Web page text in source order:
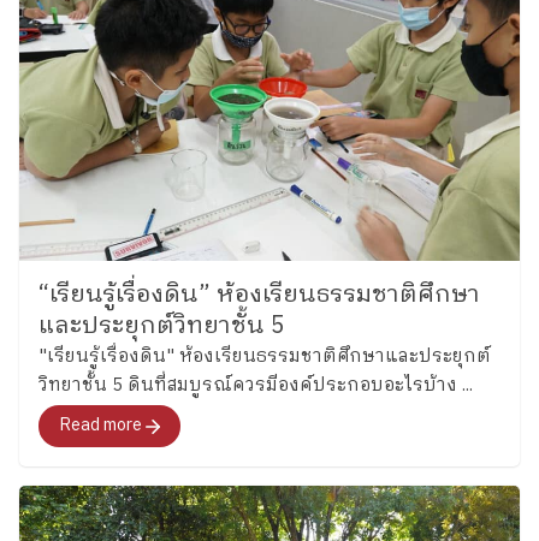
“เรียนรู้เรื่องดิน” ห้องเรียนธรรมชาติศึกษา
และประยุกต์วิทยาชั้น 5
"เรียนรู้เรื่องดิน" ห้องเรียนธรรมชาติศึกษาและประยุกต์
วิทยาชั้น 5 ดินที่สมบูรณ์ควรมีองค์ประกอบอะไรบ้าง ...
Read more